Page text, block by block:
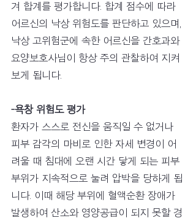
겨 합계를 평가합니다. 합계 점수에 따라
어르신의 낙상 위험도를 판단하고 있으며,
낙상 고위험군에 속한 어르신을 간호과와
요양보호사님이 항상 주의 관찰하여 지켜
보게 됩니다.
-욕창 위험도 평가
환자가 스스로 전신을 움직일 수 없거나
피부 감각의 마비로 인한 자세 변경이 어
려울 때 침대에 오랜 시간 닿게 되는 피부
부위가 지속적으로 눌려 압박을 당하게 됩
니다. 이때 해당 부위에 혈액순환 장애가
발생하여 산소와 영양공급이 되지 못할 경